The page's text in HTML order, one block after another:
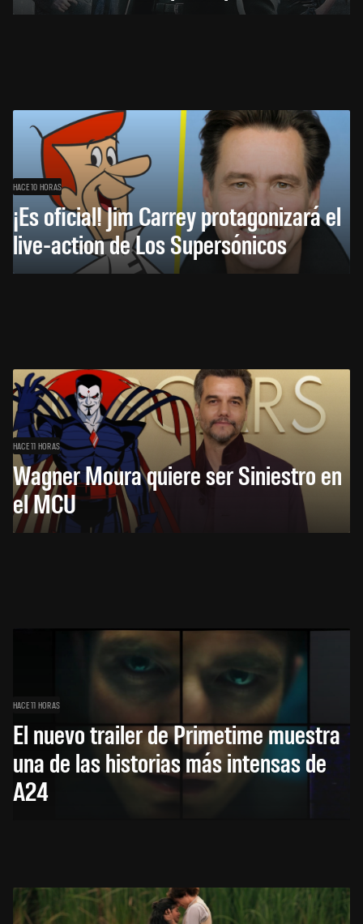
HACE 10 HORAS
¡Es oficial! Jim Carrey protagonizará el
live-action de Los Supersónicos
HACE 11 HORAS
Wagner Moura quiere ser Siniestro en
el MCU
HACE 11 HORAS
El nuevo trailer de Primetime muestra
una de las historias más intensas de
A24